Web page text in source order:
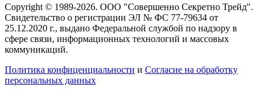
Copyright © 1989-2026. ООО "Совершенно Секретно Трейд".
Свидетельство о регистрации ЭЛ № ФС 77-79634 от
25.12.2020 г., выдано Федеральной службой по надзору в
сфере связи, информационных технологий и массовых
коммуникаций.
Политика конфиценциальности и Согласие на обработку
персональных данных